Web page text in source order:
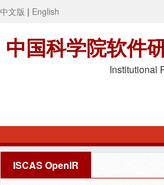
中文版 | English
中国科学院软件
Institutional
ISCAS OpenIR